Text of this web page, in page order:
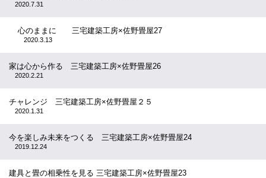
2020.7.31
心のままに 三宅建築工房×佐野畳屋27
2020.3.13
家は心から作る 三宅建築工房×佐野畳屋26
2020.2.21
チャレンジ 三宅建築工房×佐野畳屋２５
2020.1.31
今を楽しみ未来をつくる 三宅建築工房×佐野畳屋24
2019.12.24
建具と畳の相乗性を見る 三宅建築工房×佐野畳屋23